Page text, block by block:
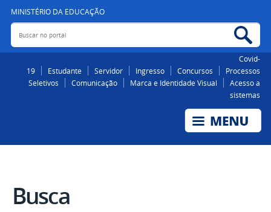
MINISTÉRIO DA EDUCAÇÃO
Buscar no portal
Covid-
19
Estudante Servidor Ingresso Concursos
Processos
Seletivos
Comunicação Marca e Identidade Visual
Acesso a
sistemas
Busca